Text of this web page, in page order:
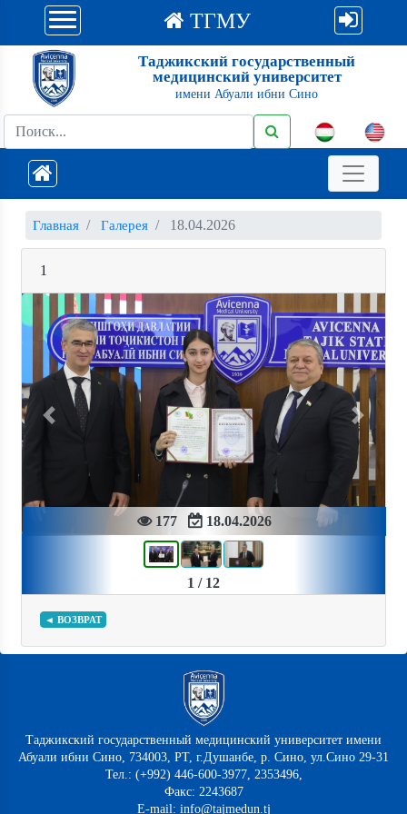
ТГМУ
Таджикский государственный
медицинский университет
имени Абуали ибни Сино
Главная Галерея 18.04.2026
1
177 18.04.2026
Previous Next
1 / 12
◄ ВОЗВРАТ
Таджикский государственный медицинский университет имени
Абуали ибни Сино, 734003, РТ, г.Душанбе, р. Сино, ул.Сино 29-31
Тел.: (+992) 446-600-3977, 2353496,
Факс: 2243687
E-mail: info@tajmedun.tj